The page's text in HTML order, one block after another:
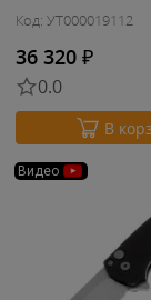
Код: УТ000019112
36 320 ₽
0.0
В
Видео